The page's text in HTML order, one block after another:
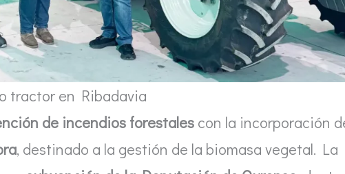
tractor en Ribadavia
de incendios forestales con la incorporación
, destinado a la gestión de la biomasa vegetal. La